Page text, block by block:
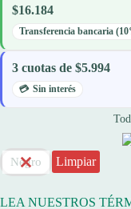
$16.184
Transferencia bancaria
3 cuotas de $5.994
Sin interés
Negro Limpiar
LEA NUESTROS